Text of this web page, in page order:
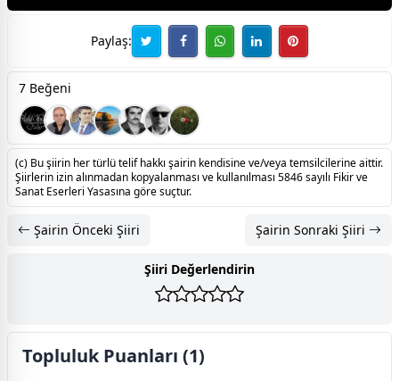
Paylaş:
7 Beğeni
(c) Bu şiirin her türlü telif hakkı şairin kendisine ve/veya temsilcilerine aittir.
Şiirlerin izin alınmadan kopyalanması ve kullanılması 5846 sayılı Fikir ve
Sanat Eserleri Yasasına göre suçtur.
Şairin Önceki Şiiri Şairin Sonraki Şiiri
Şiiri Değerlendirin
Topluluk Puanları (1)